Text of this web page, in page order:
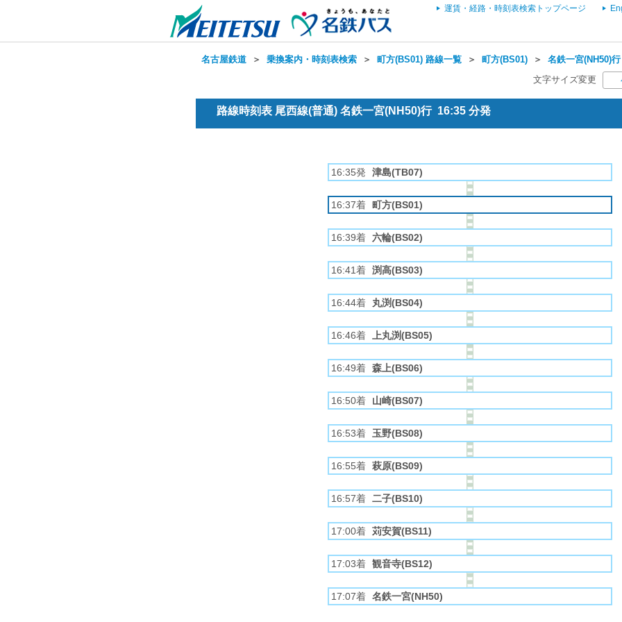
運賃・経路・時刻表検索トップページ
名古屋鉄道 ＞ 乗換案内・時刻表検索 ＞ 町方(BS01) 路線一覧 ＞ 町方(BS01) ＞ 名鉄一宮(NH50)
文字サイズ変更
路線時刻表 尾西線(普通) 名鉄一宮(NH50)行 16:35 分発
16:35発 津島(TB07)
16:37着 町方(BS01)
16:39着 六輪(BS02)
16:41着 渕高(BS03)
16:44着 丸渕(BS04)
16:46着 上丸渕(BS05)
16:49着 森上(BS06)
16:50着 山崎(BS07)
16:53着 玉野(BS08)
16:55着 萩原(BS09)
16:57着 二子(BS10)
17:00着 苅安賀(BS11)
17:03着 観音寺(BS12)
17:07着 名鉄一宮(NH50)